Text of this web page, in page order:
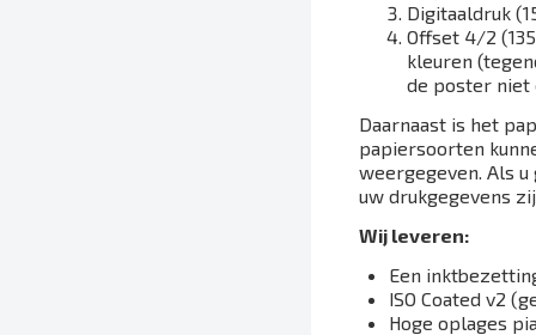
Digitaaldruk
Offset 4/2
kleuren
de poster niet
Daarnaast is het
papiersoorten
weergegeven. Als
uw drukgegevens
Wij leveren:
Een
ISO Coated v2
Hoge oplages